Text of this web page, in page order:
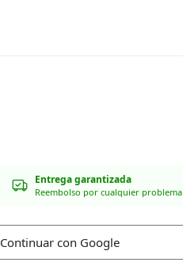
Entrega garantizada
Reembolso por cualquier problema
Continuar con Google